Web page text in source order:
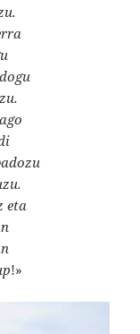
eta
!»